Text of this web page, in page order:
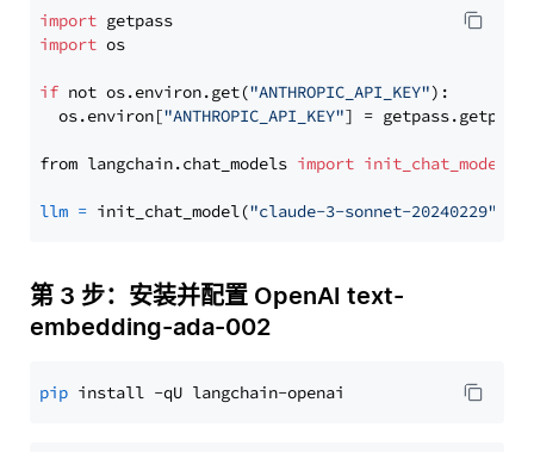
import
import os
if not os.environ.get("ANTHROPIC_API_KEY"):
  os.environ[
"ANTHROPIC_API_KEY"] = getpass.getpass(
from langchain.chat_models import init_chat_model
llm = init_chat_model("claude-3-sonnet-20240229"
第 3 步：安装并配置 OpenAI text-
embedding-ada-002
pip